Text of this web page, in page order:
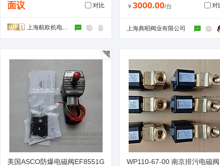
面议 对比
上海航欧机电设备有限公司
￥ 3000.00/台 对
上海典昭阀业有限公司
美国ASCO防爆电磁阀EF8551G
WP110-67-00 南京排污电磁阀